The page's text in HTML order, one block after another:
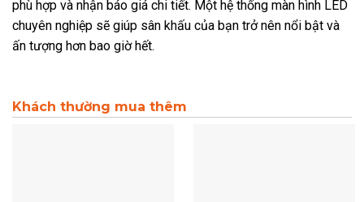
phù hợp và nhận báo giá chi tiết. Một hệ thống màn hình LED
chuyên nghiệp sẽ giúp sân khấu của bạn trở nên nổi bật và
ấn tượng hơn bao giờ hết.
Khách thường mua thêm